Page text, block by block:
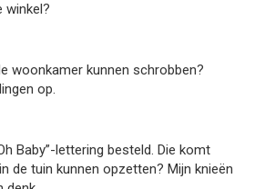
winkel?
woonkamer kunnen schrobben?
op.
Baby”-lettering besteld. Die komt
de tuin kunnen opzetten? Mijn knieën